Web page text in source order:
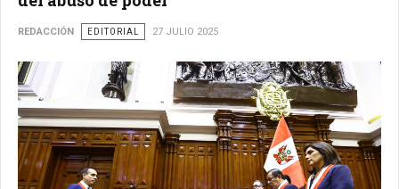
REDACCIÓN EDITORIAL 27 JULIO 2025